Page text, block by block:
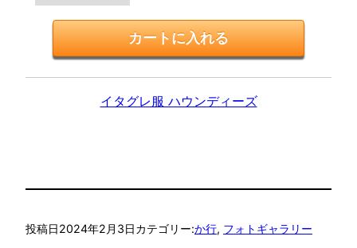
イタグレ服 ハウンディーズ
投稿日2024年2月3日カテゴリー:か行, フォトギャラリー